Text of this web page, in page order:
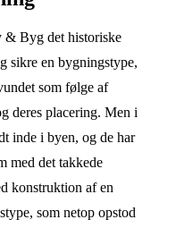
& Byg det historiske
sikre en bygningstype,
som følge af
deres placering. Men i
inde i byen, og de har
med det takkede
konstruktion af en
som netop opstod